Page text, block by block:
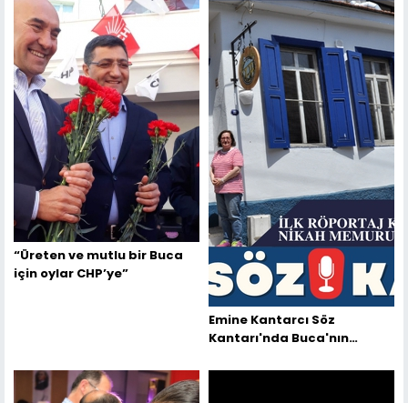
“Üreten ve mutlu bir Buca
için oylar CHP’ye”
Emine Kantarcı Söz
Kantarı'nda Buca'nın
Yazdı